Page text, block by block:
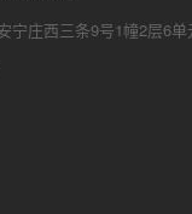
宁庄西三条9号1幢2层6单